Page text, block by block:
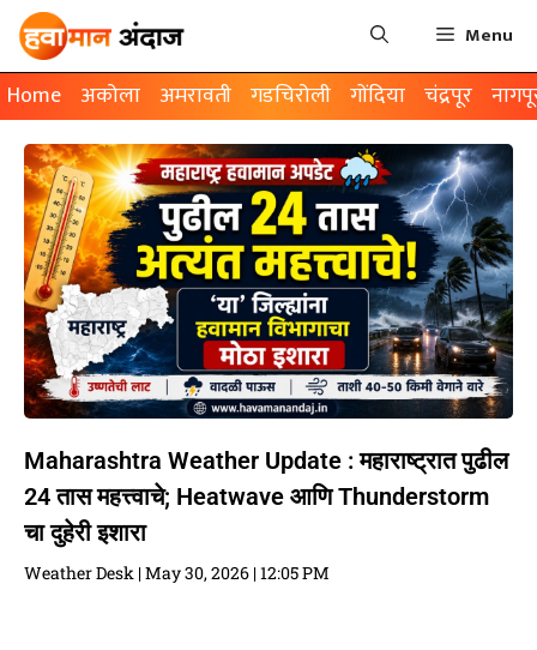
Menu
Home अकोला अमरावती गडचिरोली गोंदिया चंद्रपूर
Maharashtra Weather Update : महाराष्ट्रात पुढील
24 तास महत्त्वाचे; Heatwave आणि Thunderstorm
चा दुहेरी इशारा
Weather Desk May 30, 2026 12:05 PM